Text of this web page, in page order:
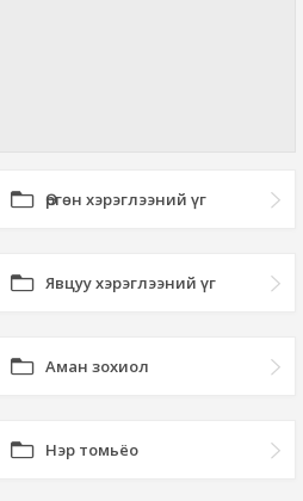
Өргөн хэрэглээний үг
Явцуу хэрэглээний үг
Аман зохиол
Нэр томьёо